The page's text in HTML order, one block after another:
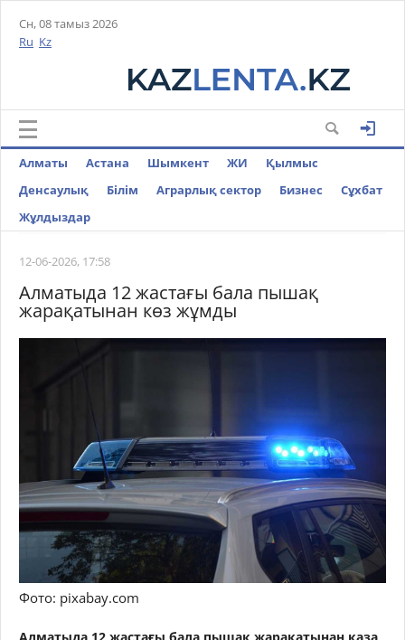
Сн, 08 тамыз 2026
Ru Kz
Алматы Астана Шымкент ЖИ
Қылмыс
Денсаулық
Білім Аграрлық сектор Бизнес
Cұхбат
Жұлдыздар
12-06-2026, 17:58
Алматыда 12 жастағы бала пышақ
жарақатынан көз жұмды
Фото: pixabay.com